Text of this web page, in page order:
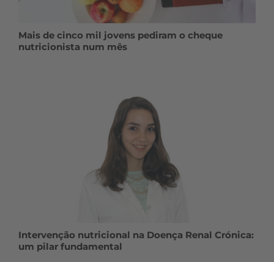
Mais de cinco mil jovens pediram o cheque
nutricionista num mês
Intervenção nutricional na Doença Renal Crónica:
um pilar fundamental